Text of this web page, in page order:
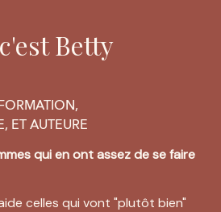
Betty
ET AUTEURE
qui en ont assez de se faire
celles qui vont "plutôt bien"